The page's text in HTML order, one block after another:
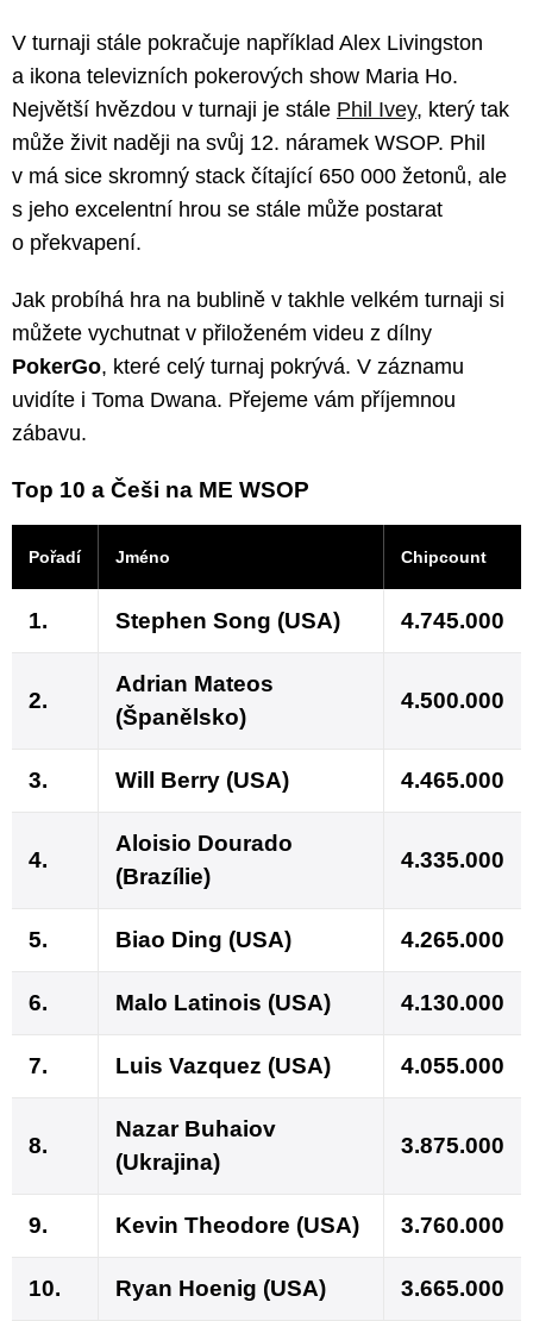
V turnaji stále pokračuje například Alex Livingston
a ikona televizních pokerových show Maria Ho.
Největší hvězdou v turnaji je stále Phil Ivey, který tak
může živit naději na svůj 12. náramek WSOP. Phil
v má sice skromný stack čítající 650 000 žetonů, ale
s jeho excelentní hrou se stále může postarat
o překvapení.
Jak probíhá hra na bublině v takhle velkém turnaji si
můžete vychutnat v přiloženém videu z dílny
PokerGo, které celý turnaj pokrývá. V záznamu
uvidíte i Toma Dwana. Přejeme vám příjemnou
zábavu.
Top 10 a Češi na ME WSOP
Pořadí Jméno Chipcount
1. Stephen Song (USA) 4.745.000
2.
Adrian Mateos
(Španělsko)
4.500.000
3. Will Berry (USA) 4.465.000
4.
Aloisio Dourado
(Brazílie)
4.335.000
5. Biao Ding (USA) 4.265.000
6. Malo Latinois (USA) 4.130.000
7. Luis Vazquez (USA) 4.055.000
8.
Nazar Buhaiov
(Ukrajina)
3.875.000
9. Kevin Theodore (USA) 3.760.000
10. Ryan Hoenig (USA) 3.665.000